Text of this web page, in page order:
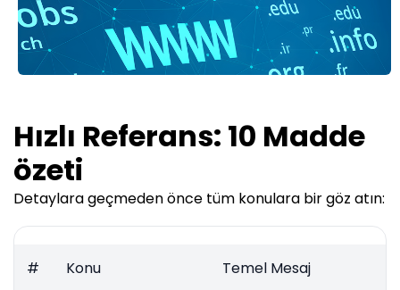
Hızlı Referans: 10 Madde
özeti
Detaylara geçmeden önce tüm konulara bir göz atın:
# Konu Temel Mesaj